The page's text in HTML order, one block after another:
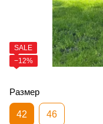
SALE
−12%
Размер
42 46